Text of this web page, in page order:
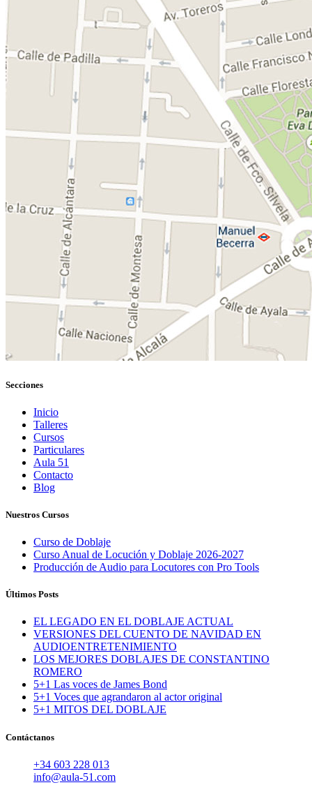
Secciones
Inicio
Talleres
Cursos
Particulares
Aula 51
Contacto
Blog
Nuestros Cursos
Curso de Doblaje
Curso Anual de Locución y Doblaje 2026-2027
Producción de Audio para Locutores con Pro Tools
Últimos Posts
EL LEGADO EN EL DOBLAJE ACTUAL
VERSIONES DEL CUENTO DE NAVIDAD EN
AUDIOENTRETENIMIENTO
LOS MEJORES DOBLAJES DE CONSTANTINO
ROMERO
5+1 Las voces de James Bond
5+1 Voces que agrandaron al actor original
5+1 MITOS DEL DOBLAJE
Contáctanos
+34 603 228 013
info@aula-51.com